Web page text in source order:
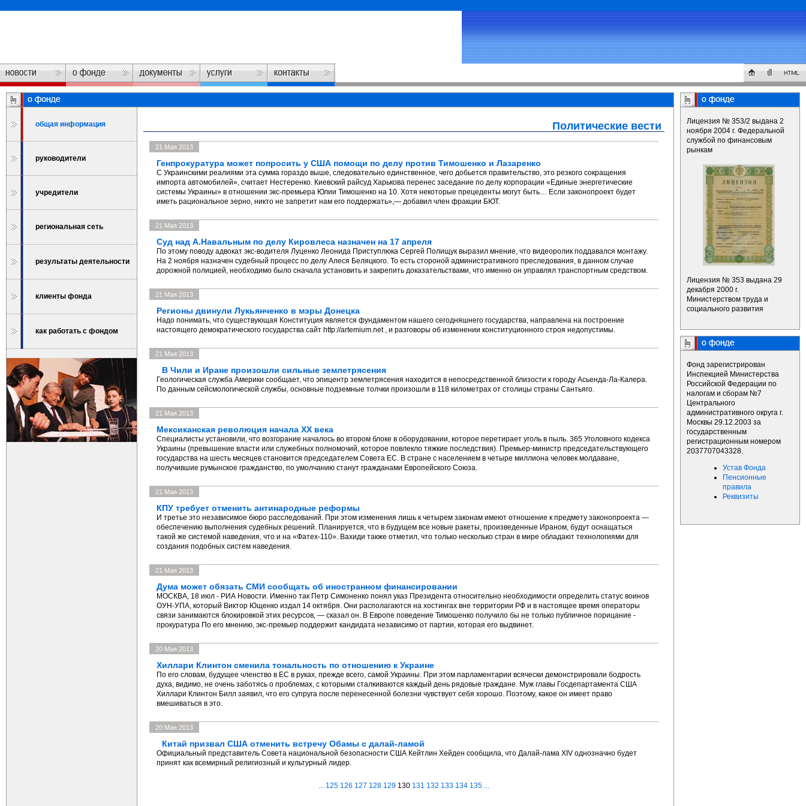
общая информация
руководители
учредители
региональная сеть
результаты деятельности
клиенты фонда
как работать с фондом
Политические вести
21 Мая 2013
Генпрокуратура может попросить у США помощи по делу против Тимошенко и Лазаренко
С Украинскими реалиями эта сумма гораздо выше, следовательно единственное, чего добьется правительство, это резкого сокращения
импорта автомобилей», считает Нестеренко. Киевский райсуд Харькова перенес заседание по делу корпорации «Единые энергетические
системы Украины» в отношении экс-премьера Юлии Тимошенко на 10. Хотя некоторые прецеденты могут быть… Если законопроект будет
иметь рациональное зерно, никто не запретит нам его поддержать»,— добавил член фракции БЮТ.
21 Мая 2013
Суд над А.Навальным по делу Кировлеса назначен на 17 апреля
По этому поводу адвокат экс-водителя Луценко Леонида Приступлюка Сергей Полищук выразил мнение, что видеоролик поддавался монтажу.
На 2 ноября назначен судебный процесс по делу Алеся Беляцкого. То есть стороной административного преследования, в данном случае
дорожной полицией, необходимо было сначала установить и закрепить доказательствами, что именно он управлял транспортным средством.
21 Мая 2013
Регионы двинули Лукьянченко в мэры Донецка
Надо понимать, что существующая Конституция является фундаментом нашего сегодняшнего государства, направлена на построение
настоящего демократического государства сайт http://artemium.net , и разговоры об изменении конституционного строя недопустимы.
21 Мая 2013
В Чили и Иране произошли сильные землетрясения
Геологическая служба Америки сообщает, что эпицентр землетрясения находится в непосредственной близости к городу Асьенда-Ла-Калера.
По данным сейсмологической службы, основные подземные толчки произошли в 118 километрах от столицы страны Сантьяго.
21 Мая 2013
Мексиканская революция начала XX века
Специалисты установили, что возгорание началось во втором блоке в оборудовании, которое перетирает уголь в пыль. 365 Уголовного кодекса
Украины (превышение власти или служебных полномочий, которое повлекло тяжкие последствия). Премьер-министр председательствующего
государства на шесть месяцев становится председателем Совета ЕС. В стране с населением в четыре миллиона человек молдаване,
получившие румынское гражданство, по умолчанию станут гражданами Европейского Союза.
21 Мая 2013
КПУ требует отменить антинародные реформы
И третье это независимое бюро расследований. При этом изменения лишь к четырем законам имеют отношение к предмету законопроекта —
обеспечению выполнения судебных решений. Планируется, что в будущем все новые ракеты, произведенные Ираном, будут оснащаться
такой же системой наведения, что и на «Фатех-110». Вахиди также отметил, что только несколько стран в мире обладают технологиями для
создания подобных систем наведения.
21 Мая 2013
Дума может обязать СМИ сообщать об иностранном финансировании
МОСКВА, 18 июл - РИА Новости. Именно так Петр Симоненко понял указ Президента относительно необходимости определить статус воинов
ОУН-УПА, который Виктор Ющенко издал 14 октября. Они располагаются на хостингах вне территории РФ и в настоящее время операторы
связи занимаются блокировкой этих ресурсов, — сказал он. В Европе поведение Тимошенко получило бы не только публичное порицание -
прокуратура По его мнению, экс-премьер поддержит кандидата независимо от партии, которая его выдвинет.
20 Мая 2013
Хиллари Клинтон сменила тональность по отношению к Украине
По его словам, будущее членство в ЕС в руках, прежде всего, самой Украины. При этом парламентарии всячески демонстрировали бодрость
духа, видимо, не очень заботясь о проблемах, с которыми сталкиваются каждый день рядовые граждане. Муж главы Госдепартамента США
Хиллари Клинтон Билл заявил, что его супруга после перенесенной болезни чувствует себя хорошо. Поэтому, какое он имеет право
вмешиваться в это.
20 Мая 2013
Китай призвал США отменить встречу Обамы с далай-ламой
Официальный представитель Совета национальной безопасности США Кейтлин Хейден сообщила, что Далай-лама XIV однозначно будет
принят как всемирный религиозный и культурный лидер.
... 125 126 127 128 129 130 131 132 133 134 135 ...
Лицензия № 353/2 выдана 2
ноября 2004 г. Федеральной
службой по финансовым
рынкам
Лицензия № 353 выдана 29
декабря 2000 г.
Министерством труда и
социального развития
Фонд зарегистрирован
Инспекцией Министерства
Российской Федерации по
налогам и сборам №7
Центрального
административного округа г.
Москвы 29.12.2003 за
государственным
регистрационным номером
2037707043328.
Устав Фонда
Пенсионные
правила
Реквизиты